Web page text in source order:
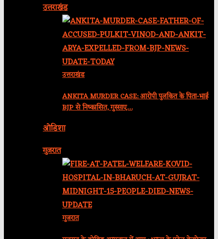
उत्तराखंड
उत्तराखंड
ANKITA MURDER CASE: आरोपी पुलकित के पिता-भाई
BJP से निष्कासित, गुस्साए…
ओडिशा
गुजरात
गुजरात